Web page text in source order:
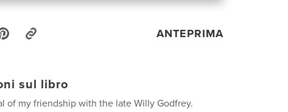
ANTEPRIMA
sul libro
of my friendship with the late Willy Godfrey.